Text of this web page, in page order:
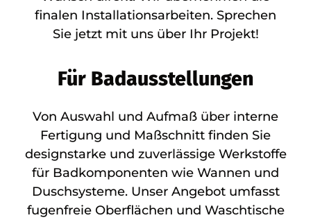
finalen Installationsarbeiten. Sprechen
Sie jetzt mit uns über Ihr Projekt!
Für Badausstellungen
Von Auswahl und Aufmaß über interne
Fertigung und Maßschnitt finden Sie
designstarke und zuverlässige Werkstoffe
für Badkomponenten wie Wannen und
Duschsysteme. Unser Angebot umfasst
fugenfreie Oberflächen und Waschtische